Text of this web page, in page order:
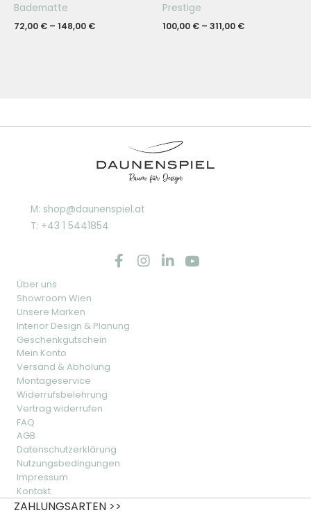
Badematte
72,00 € – 148,00 €
Prestige
100,00 € – 311,00 €
M: shop@daunenspiel.at
T: +43 1 5441854
Über uns
Showroom Wien
Unsere Marken
Interior Design & Planung
Geschenkgutschein
Mein Konto
Versand & Abholung
Montageservice
Widerrufsbelehrung
Vertrag widerrufen
FAQ
AGB
Datenschutzerklärung
Nutzungsbedingungen
Impressum
Kontakt
ZAHLUNGSARTEN >>